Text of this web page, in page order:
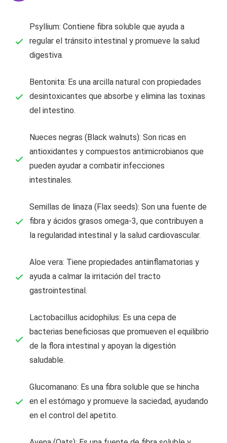
Psyllium: Contiene fibra soluble que ayuda a
regular el tránsito intestinal y promueve la salud
digestiva.
Bentonita: Es una arcilla natural con propiedades
desintoxicantes que absorbe y elimina las toxinas
del intestino.
Nueces negras (Black walnuts): Son ricas en
antioxidantes y compuestos antimicrobianos que
pueden ayudar a combatir infecciones
intestinales.
Semillas de linaza (Flax seeds): Son una fuente de
fibra y ácidos grasos omega-3, que contribuyen a
la regularidad intestinal y la salud cardiovascular.
Aloe vera: Tiene propiedades antiinflamatorias y
ayuda a calmar la irritación del tracto
gastrointestinal.
Lactobacillus acidophilus: Es una cepa de
bacterias beneficiosas que promueven el equilibrio
de la flora intestinal y apoyan la digestión
saludable.
Glucomanano: Es una fibra soluble que se hincha
en el estómago y promueve la saciedad, ayudando
en el control del apetito.